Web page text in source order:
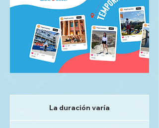
La duración varía